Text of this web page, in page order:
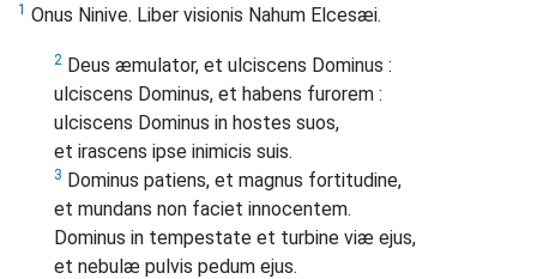
1 Onus Ninive. Liber visionis Nahum Elcesæi.
2 Deus æmulator, et ulciscens Dominus :
ulciscens Dominus, et habens furorem :
ulciscens Dominus in hostes suos,
et irascens ipse inimicis suis.
3 Dominus patiens, et magnus fortitudine,
et mundans non faciet innocentem.
Dominus in tempestate et turbine viæ ejus,
et nebulæ pulvis pedum ejus.